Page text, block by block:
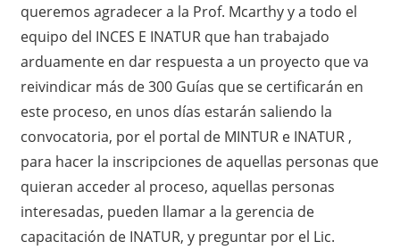
queremos agradecer a la Prof. Mcarthy y a todo el
equipo del INCES E INATUR que han trabajado
arduamente en dar respuesta a un proyecto que va
reivindicar más de 300 Guías que se certificarán en
este proceso, en unos días estarán saliendo la
convocatoria, por el portal de MINTUR e INATUR ,
para hacer la inscripciones de aquellas personas que
quieran acceder al proceso, aquellas personas
interesadas, pueden llamar a la gerencia de
capacitación de INATUR, y preguntar por el Lic.